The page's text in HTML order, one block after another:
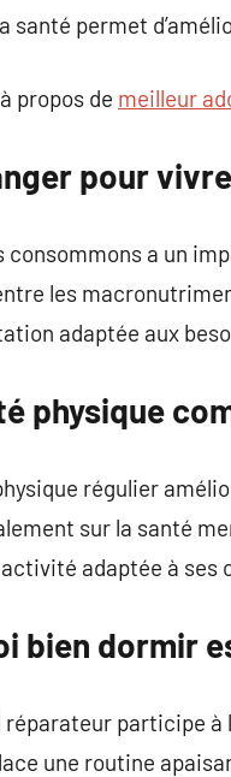
santé permet
propos de meilleur
pour
consommons a un
les
adaptée aux
physique
régulier
sur la santé
adaptée à ses
bien dormir
réparateur participe à
une routine